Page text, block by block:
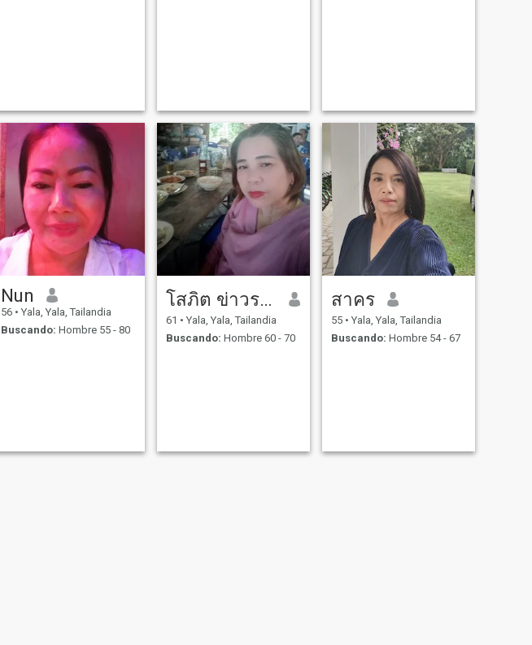
Nun
56 • Yala, Yala, Tailandia
Buscando: Hombre 55 - 80
โสภิต ข่าวระนอง
61 • Yala, Yala, Tailandia
Buscando: Hombre 60 - 70
สาคร
55 • Yala, Yala, Tailandia
Buscando: Hombre 54 - 67